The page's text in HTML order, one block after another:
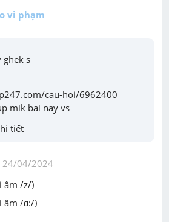
vi phạm
ghek s
cau-hoi/6962400
mik bai nay vs
tiết
24/04/2024
âm /z/)
âm /ɑ:/)